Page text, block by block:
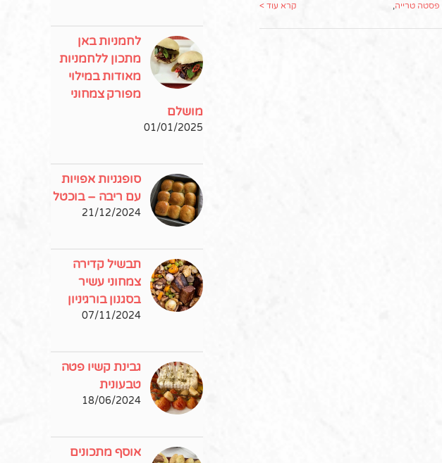
פסטה טרייה,
קרא עוד >
לחמניות באן
מתכון ללחמניות
מאודות במילוי
מפורק צמחוני
מושלם
01/01/2025
סופגניות אפויות
עם ריבה – בוכטל
21/12/2024
תבשיל קדירה
צמחוני עשיר
בסגנון בורגיניון
07/11/2024
גבינת קשיו פטה
טבעונית
18/06/2024
אוסף מתכונים